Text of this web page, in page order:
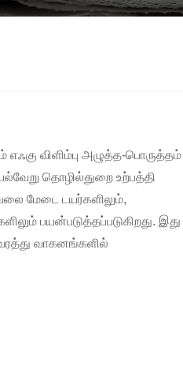
எஃகு விளிம்பு அழுத்த-பொருத்தம்
தொழில்துறை உற்பத்தி
மேடை டயர்களிலும்,
பயன்படுத்தப்படுகிறது. இது
வாகனங்களில்